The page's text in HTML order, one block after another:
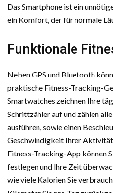
Das Smartphone ist ein
ein Komfort, der für normale
Funktionale
Neben GPS und Bluetooth
praktische Fitness-Tracking-
Smartwatches zeichnen Ihre
Schrittzähler auf und zählen
ausführen, sowie einen
Geschwindigkeit Ihrer
Fitness-Tracking-App können
festlegen und Ihre Zeit
wie viele Kalorien Sie